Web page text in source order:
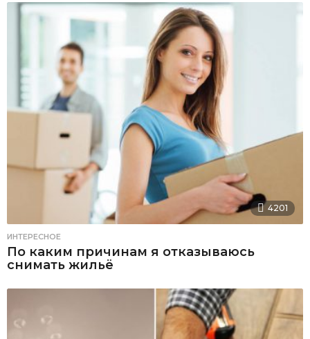
4201
ИНТЕРЕСНОЕ
По каким причинам я отказываюсь
снимать жильё